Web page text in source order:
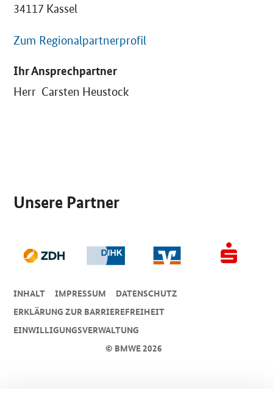
34117 Kassel
Zum Regionalpartnerprofil
Ihr Ansprechpartner
Herr Carsten Heustock
Unsere Partner
© BMWE 2026
INHALT IMPRESSUM
DA­TEN­SCHUTZ
ERKLÄRUNG ZUR BARRIEREFREIHEIT
EINWILLIGUNGSVERWALTUNG